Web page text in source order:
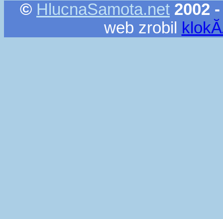
© HlucnaSamota.net 2002
web zrobil